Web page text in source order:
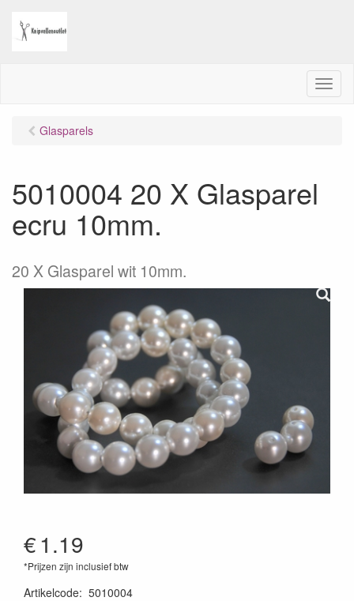
M
e
Glasparels
5010004 20 X Glasparel
ecru 10mm.
20 X Glasparel wit 10mm.
€1.19
*Prijzen zijn inclusief btw
Artikelcode: 5010004